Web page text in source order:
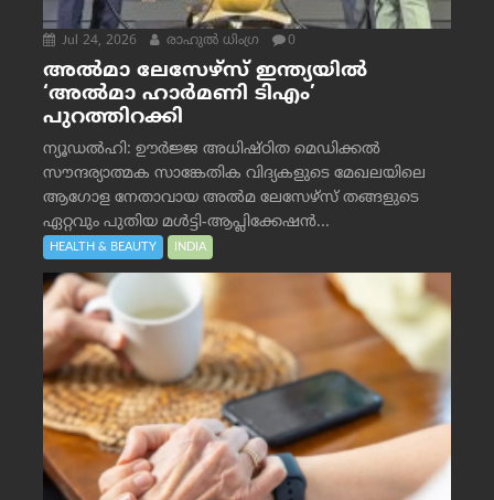
Jul 24, 2026 രാഹുല്‍ ധിംഗ്ര 0
അൽമാ ലേസേഴ്സ് ഇന്ത്യയിൽ
‘അൽമാ ഹാർമണി ടിഎം’
പുറത്തിറക്കി
ന്യൂഡൽഹി: ഊർജ്ജ അധിഷ്ഠിത മെഡിക്കൽ
സൗന്ദര്യാത്മക സാങ്കേതിക വിദ്യകളുടെ മേഖലയിലെ
ആഗോള നേതാവായ അൽമ ലേസേഴ്സ് തങ്ങളുടെ
ഏറ്റവും പുതിയ മൾട്ടി-ആപ്ലിക്കേഷൻ...
HEALTH & BEAUTY INDIA